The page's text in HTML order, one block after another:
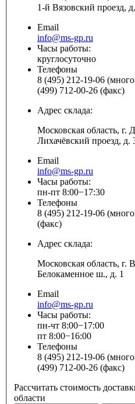
1-й Вязовский проезд,
Email
info@ms-gp.ru
Часы работы:
круглосуточно
Телефоны
8 (495) 212-19-06
(499) 712-00-26 (факс)
Адрес склада:
Московская область, г.
Лихачёвский проезд, д.
Email
info@ms-gp.ru
Часы работы:
пн-пт 8:00−17:30
Телефоны
8 (495) 212-19-06
(факс)
Адрес склада:
Московская область, г.
Белокаменное ш., д. 1
Email
info@ms-gp.ru
Часы работы:
пн-чт 8:00−17:00
пт 8:00−16:00
Телефоны
8 (495) 212-19-06
(499) 712-00-26 (факс)
Рассчитать стоимость
области